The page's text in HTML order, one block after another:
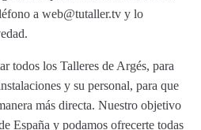
a web@tutaller.tv y lo
todos los Talleres de Argés, para
y su personal, para que
más directa. Nuestro objetivo
España y podamos ofrecerte todas